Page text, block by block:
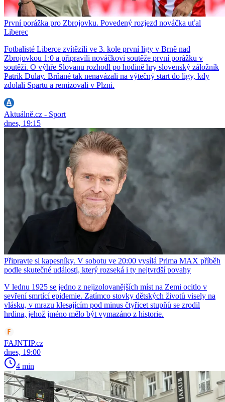
První porážka pro Zbrojovku. Povedený rozjezd nováčka uťal
Liberec
Fotbalisté Liberce zvítězili ve 3. kole první ligy v Brně nad
Zbrojovkou 1:0 a připravili nováčkovi soutěže první porážku v
soutěži. O výhře Slovanu rozhodl po hodině hry slovenský záložník
Patrik Dulay. Brňané tak nenavázali na výtečný start do ligy, kdy
zdolali Spartu a remizovali v Plzni.
Aktuálně.cz - Sport
dnes, 19:15
Připravte si kapesníky. V sobotu ve 20:00 vysílá Prima MAX příběh
podle skutečné události, který rozseká i ty nejtvrdší povahy
V lednu 1925 se jedno z nejizolovanějších míst na Zemi ocitlo v
sevření smrtící epidemie. Zatímco stovky dětských životů visely na
vlásku, v mrazu klesajícím pod minus čtyřicet stupňů se zrodil
hrdina, jehož jméno mělo být vymazáno z historie.
FAJNTIP.cz
dnes, 19:00
4 min